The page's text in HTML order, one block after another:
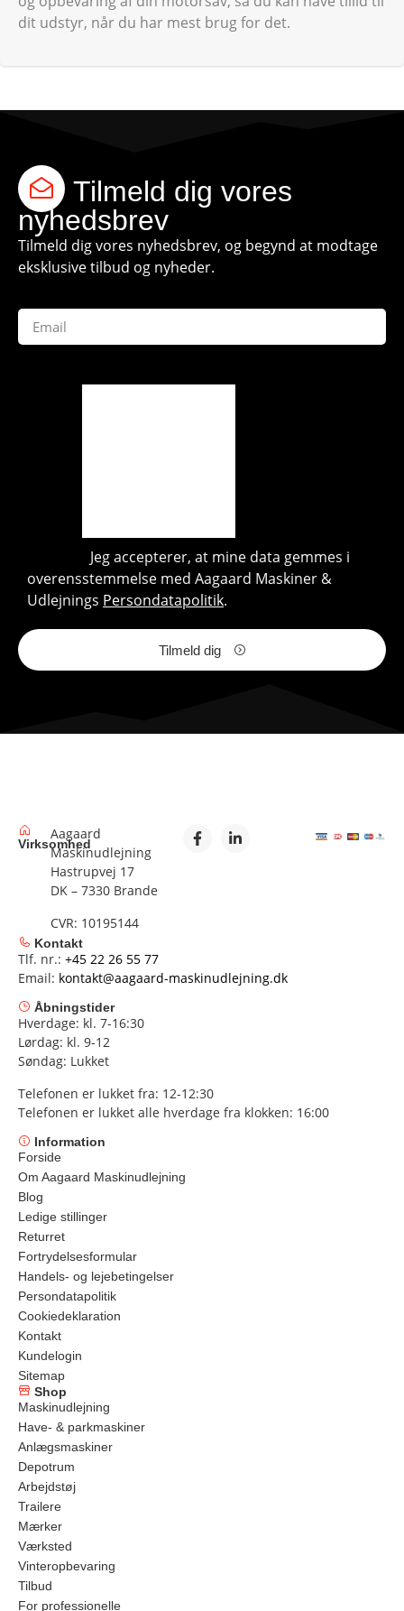
dit udstyr, når du har mest brug for det.
Tilmeld dig vores
nyhedsbrev
Tilmeld dig vores nyhedsbrev, og begynd at modtage
eksklusive tilbud og nyheder.
Jeg accepterer, at mine data gemmes i
overensstemmelse med Aagaard Maskiner &
Udlejnings Persondatapolitik.
Tilmeld dig
Virksomhed
Aagaard
Maskinudlejning
Hastrupvej 17
DK – 7330 Brande
CVR: 10195144
Kontakt
Tlf. nr.: +45 22 26 55 77
Email: kontakt@aagaard-maskinudlejning.dk
Åbningstider
Hverdage: kl. 7-16:30
Lørdag: kl. 9-12
Søndag: Lukket
Telefonen er lukket fra: 12-12:30
Telefonen er lukket alle hverdage fra klokken: 16:00
Information
Forside
Om Aagaard Maskinudlejning
Blog
Ledige stillinger
Returret
Fortrydelsesformular
Handels- og lejebetingelser
Persondatapolitik
Cookiedeklaration
Kontakt
Kundelogin
Sitemap
Shop
Maskinudlejning
Have- & parkmaskiner
Anlægsmaskiner
Depotrum
Arbejdstøj
Trailere
Mærker
Værksted
Vinteropbevaring
Tilbud
For professionelle